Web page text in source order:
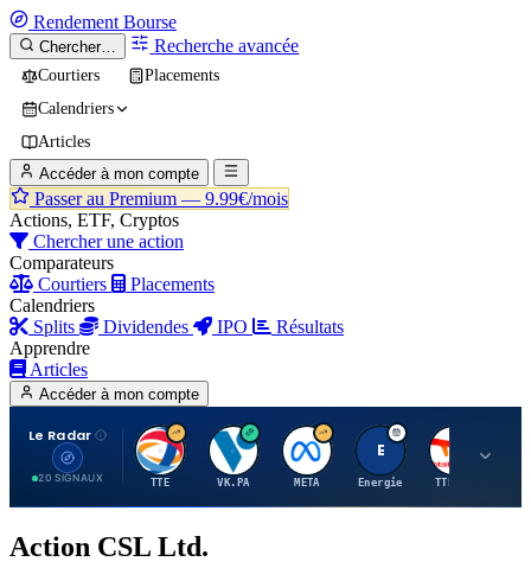
Rendement Bourse
Chercher… Recherche avancée
Courtiers
Placements
Calendriers
Articles
Accéder à mon compte
Passer au Premium — 9.99€/mois
Actions, ETF, Cryptos
Chercher une action
Comparateurs
Courtiers
Placements
Calendriers
Splits
Dividendes IPO
Résultats
Apprendre
Articles
Accéder à mon compte
Le Radar
20 SIGNAUX
T
TTE
V
VK.PA
M
META
E
Energie
T
TTE.PA
Action CSL Ltd.